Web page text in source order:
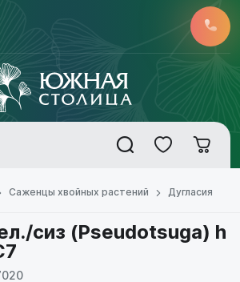
Саженцы хвойных растений Дугласия
сиз (Pseudotsuga) h